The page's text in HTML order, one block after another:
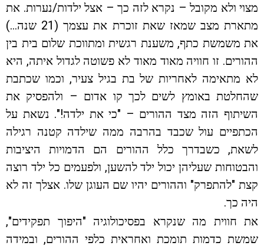
מצוי ולא מקובל – נקרא לזה כך – אצל ילדות/נערות. את
מתארת מצב שמאז שאת זוכרת את עצמך (21 שנה…)
את משמשת כתף, משענת רגשית ומתווכת שלום בית בין
ההורים. זו חוויה מאוד מאוד לא פשוטה לגדול איתה, היא
לא מתאימה לאחריות של בת בגיל צעיר, וכמו שכתבת
שהחלטת באומץ לשים לכך קו אדום – ולהפסיק את
השיתוף הזה מצד ההורים – "כי את ילדה!". נשאת על
הכתפיים עול שכבד בהרבה ממה שילדה קטנה רגילה
לשאת, כשבדרך כלל ההורים הם הדמויות היציבות
והבטוחות שעליהן יכול ילד להשען, ולפעמים כל ילד רוצה
קצת "להתפרק" וההורים יהיו שם העוגן שלו. אצלך זה לא
היה כך.
את חווית מה שנקרא בפסיכולוגיה "היפוך תפקידים",
שמשת כדמות תומכת ואחראית כלפי ההורים, ובמידה